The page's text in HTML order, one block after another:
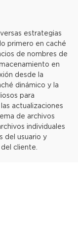
estrategias
primero en caché
de nombres de
en
desde la
dinámico y la
para
actualizaciones
de archivos
individuales
del usuario y
cliente.